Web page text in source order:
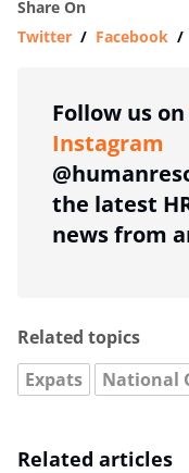
Share On
Twitter / Facebook /
Follow us on
Instagram
the latest
news from
Related topics
Expats
National
Related articles